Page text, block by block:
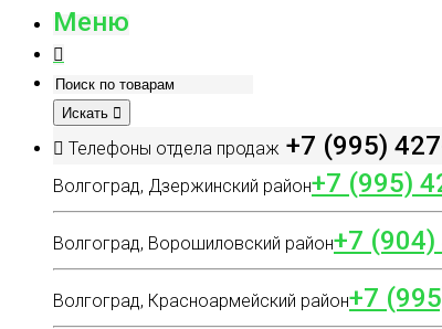
Меню
Искать
Телефоны отдела продаж +7 (995)
Волгоград, Дзержинский район+7 (995)
Волгоград, Ворошиловский район+7
Волгоград, Красноармейский район+7